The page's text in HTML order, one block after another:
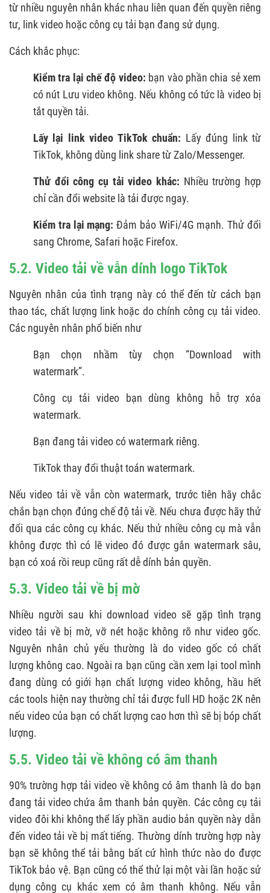
từ nhiều nguyên nhân khác nhau liên quan đến quyền riêng
tư, link video hoặc công cụ tải bạn đang sử dụng.
Cách khắc phục:
Kiểm tra lại chế độ video: bạn vào phần chia sẻ xem
có nút Lưu video không. Nếu không có tức là video bị
tắt quyền tải.
Lấy lại link video TikTok chuẩn: Lấy đúng link từ
TikTok, không dùng link share từ Zalo/Messenger.
Thử đổi công cụ tải video khác: Nhiều trường hợp
chỉ cần đổi website là tải được ngay.
Kiểm tra lại mạng: Đảm bảo WiFi/4G mạnh. Thử đổi
sang Chrome, Safari hoặc Firefox.
5.2. Video tải về vẫn dính logo TikTok
Nguyên nhân của tình trạng này có thể đến từ cách bạn
thao tác, chất lượng link hoặc do chính công cụ tải video.
Các nguyên nhân phổ biến như
Bạn chọn nhầm tùy chọn “Download with
watermark”.
Công cụ tải video bạn dùng không hỗ trợ xóa
watermark.
Bạn đang tải video có watermark riêng.
TikTok thay đổi thuật toán watermark.
Nếu video tải về vẫn còn watermark, trước tiên hãy chắc
chắn bạn chọn đúng chế độ tải về. Nếu chưa được hãy thử
đổi qua các công cụ khác. Nếu thử nhiều công cụ mà vẫn
không được thì có lẽ video đó được gắn watermark sâu,
bạn có xoá rồi reup cũng rất dễ dính bản quyền.
5.3. Video tải về bị mờ
Nhiều người sau khi download video sẽ gặp tình trạng
video tải về bị mờ, vỡ nét hoặc không rõ như video gốc.
Nguyên nhân chủ yếu thường là do video gốc có chất
lượng không cao. Ngoài ra bạn cũng cần xem lại tool mình
đang dùng có giới hạn chất lượng video không, hầu hết
các tools hiện nay thường chỉ tải được full HD hoặc 2K nên
nếu video của bạn có chất lượng cao hơn thì sẽ bị bóp chất
lượng.
5.5. Video tải về không có âm thanh
90% trường hợp tải video về không có âm thanh là do bạn
đang tải video chứa âm thanh bản quyền. Các công cụ tải
video đôi khi không thể lấy phần audio bản quyền này dẫn
đến video tải về bị mất tiếng. Thường dính trường hợp này
bạn sẽ không thể tải bằng bất cứ hình thức nào do được
TikTok bảo vệ. Bạn cũng có thể thử lại một vài lần hoặc sử
dụng công cụ khác xem có âm thanh không. Nếu vẫn